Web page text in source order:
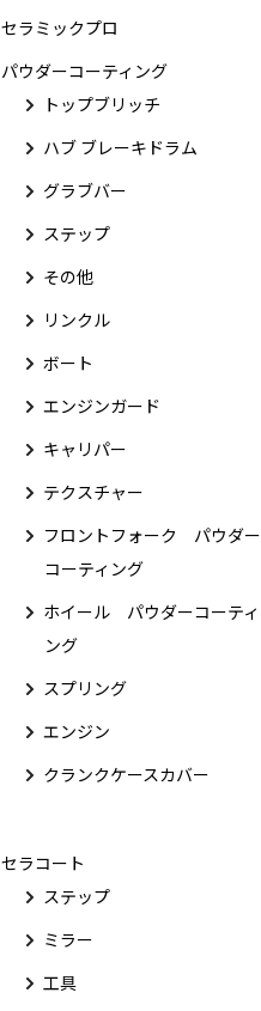
セラミックプロ
パウダーコーティング
トップブリッチ
ハブ ブレーキドラム
グラブバー
ステップ
その他
リンクル
ボート
エンジンガード
キャリパー
テクスチャー
フロントフォーク パウダー
コーティング
ホイール パウダーコーティ
ング
スプリング
エンジン
クランクケースカバー
セラコート
ステップ
ミラー
工具